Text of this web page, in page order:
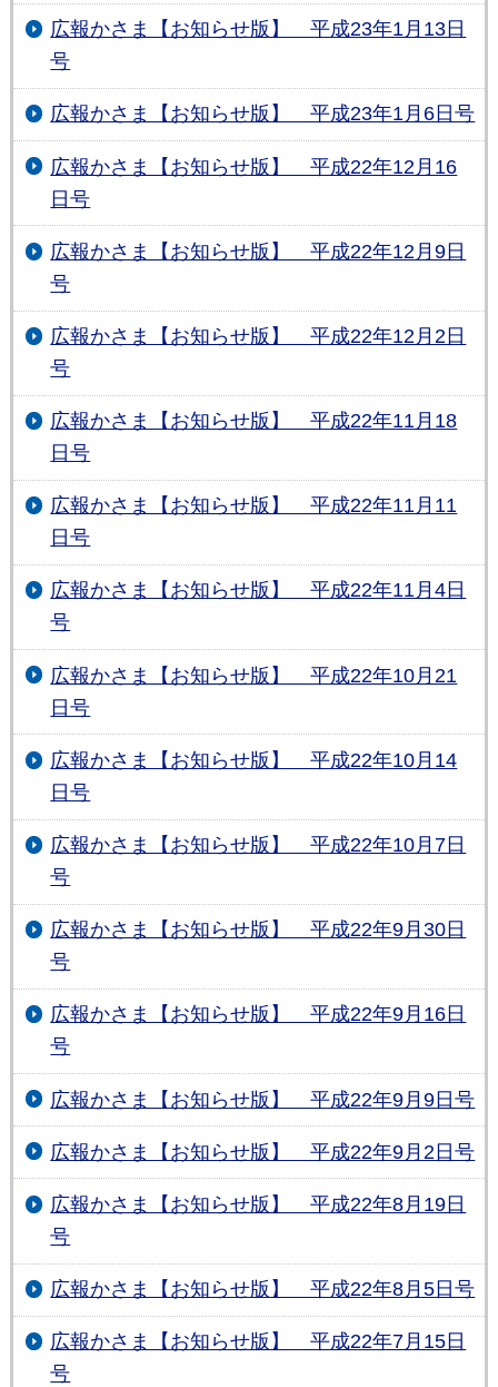
広報かさま【お知らせ版】 平成23年1月13日
号
広報かさま【お知らせ版】 平成23年1月6日号
広報かさま【お知らせ版】 平成22年12月16
日号
広報かさま【お知らせ版】 平成22年12月9日
号
広報かさま【お知らせ版】 平成22年12月2日
号
広報かさま【お知らせ版】 平成22年11月18
日号
広報かさま【お知らせ版】 平成22年11月11
日号
広報かさま【お知らせ版】 平成22年11月4日
号
広報かさま【お知らせ版】 平成22年10月21
日号
広報かさま【お知らせ版】 平成22年10月14
日号
広報かさま【お知らせ版】 平成22年10月7日
号
広報かさま【お知らせ版】 平成22年9月30日
号
広報かさま【お知らせ版】 平成22年9月16日
号
広報かさま【お知らせ版】 平成22年9月9日号
広報かさま【お知らせ版】 平成22年9月2日号
広報かさま【お知らせ版】 平成22年8月19日
号
広報かさま【お知らせ版】 平成22年8月5日号
広報かさま【お知らせ版】 平成22年7月15日
号